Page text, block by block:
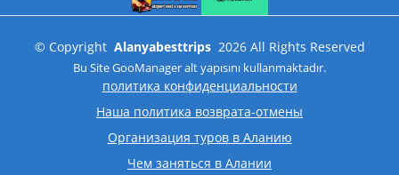
© Copyright Alanyabesttrips 2026 All Rights Reserved
Bu SiteGooManageralt yapısını kullanmaktadır.
политика конфиденциальности
Наша политика возврата-отмены
Организация туров в Аланию
Чем заняться в Алании